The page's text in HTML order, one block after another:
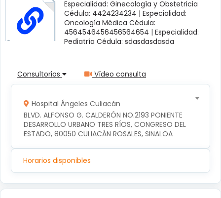
Especialidad: Ginecología y Obstetricia
Cédula: 4424234234 | Especialidad:
Oncología Médica Cédula:
4564546456456564654 | Especialidad:
Pediatría Cédula: sdasdasdasda
Consultorios Vídeo consulta
Hospital Ángeles Culiacán
BLVD. ALFONSO G. CALDERÓN NO.2193 PONIENTE
DESARROLLO URBANO TRES RÍOS, CONGRESO DEL
ESTADO, 80050 CULIACÁN ROSALES, SINALOA
Horarios disponibles